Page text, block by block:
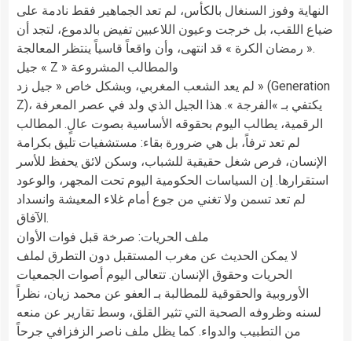
النهاية وفوز السنغال بالكأس، لم تعد الجماهير فقط نادمة على
ضياع اللقب، بل خرجت وعيون اللاعبين تفيض بالدموع، لتجد أن
« رمضان الكرة » قد انتهى، وأن واقعاً قاسياً ينتظر المعالجة.
جيل « Z » والمطالب المشروعة
لم يعد الشعب المغربي، وبشكل خاص « جيل زد » (Generation
Z)، يكتفي بـ »الفرجة ». هذا الجيل الذي ولد في عصر المعرفة
الرقمية، يطالب اليوم بحقوقه الأساسية بصوت عالٍ. المطالب
لم تعد ترفاً، بل هي ضرورة بقاء: مستشفيات تليق بكرامة
الإنسان، فرص شغل حقيقية للشباب، وسكن لائق يحفظ للأسر
استقرارها. إن السياسات الحكومية اليوم تحت المجهر، والوعود
لم تعد تسمن ولا تغني من جوع أمام غلاء المعيشة وانسداد
الآفاق.
ملف الحريات: صرخة قبل فوات الأوان
لا يمكن الحديث عن مغرب المستقبل دون التطرق لملف
الحريات وحقوق الإنسان. تتعالى اليوم أصوات الجمعيات
الأوروبية والحقوقية للمطالبة بـ العفو عن محمد زيان، نظراً
لسنه وظروفه الصحية التي تثير القلق، وسط تقارير عن منعه
من التطبيب والدواء. كما يظل ملف ناصر الزفزافي جرحاً